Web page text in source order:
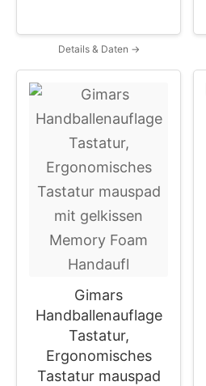
Details & Daten →
Gimars
Handballenauflage
Tastatur,
Ergonomisches
Tastatur mauspad